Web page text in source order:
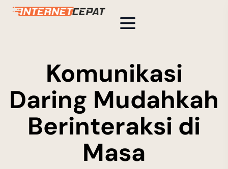
Komunikasi
Daring Mudahkah
Berinteraksi di
Masa